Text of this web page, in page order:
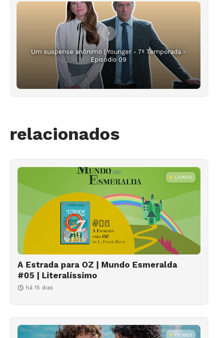
Um suspense anônimo | Younger - 7ª Temporada -
Episódio 09
relacionados
LIVROS
A Estrada para OZ | Mundo Esmeralda
#05 | Literalíssimo
há 15 dias
FILMES